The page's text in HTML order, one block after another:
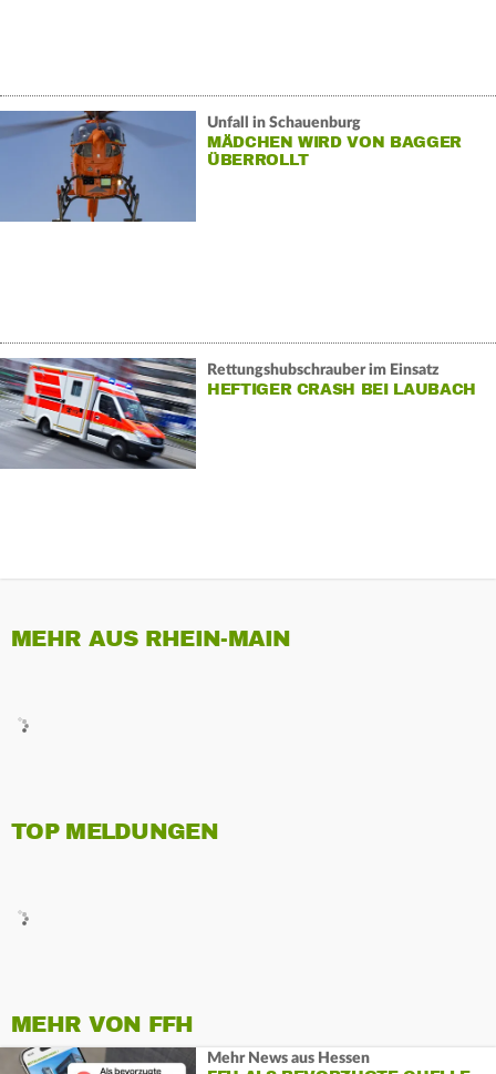
Unfall in Schauenburg
MÄDCHEN WIRD VON BAGGER
ÜBERROLLT
Rettungshubschrauber im Einsatz
HEFTIGER CRASH BEI LAUBACH
MEHR AUS RHEIN-MAIN
TOP MELDUNGEN
MEHR VON FFH
Mehr News aus Hessen